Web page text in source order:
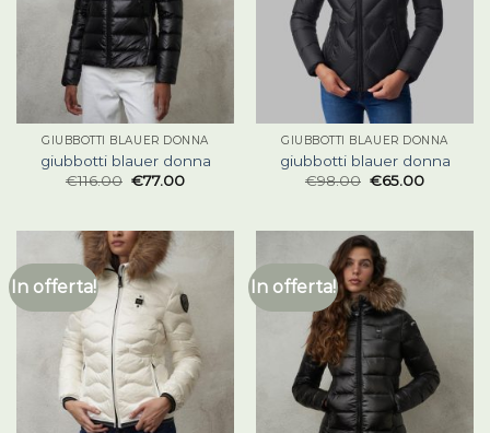
GIUBBOTTI BLAUER DONNA
giubbotti blauer donna
€116.00 €77.00
GIUBBOTTI BLAUER DONNA
giubbotti blauer donna
€98.00 €65.00
In offerta! In offerta!